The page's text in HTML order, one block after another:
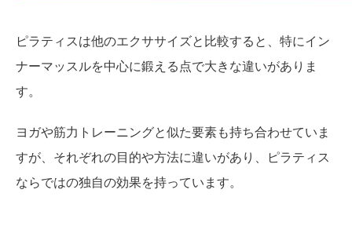
ピラティスは他のエクササイズと比較すると、特にイン
ナーマッスルを中心に鍛える点で大きな違いがありま
す。
ヨガや筋力トレーニングと似た要素も持ち合わせていま
すが、それぞれの目的や方法に違いがあり、ピラティス
ならではの独自の効果を持っています。